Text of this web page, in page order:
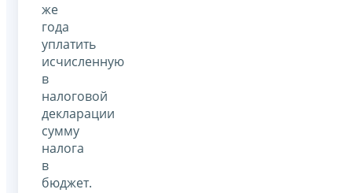
же
года
уплатить
исчисленную
в
налоговой
декларации
сумму
налога
в
бюджет.